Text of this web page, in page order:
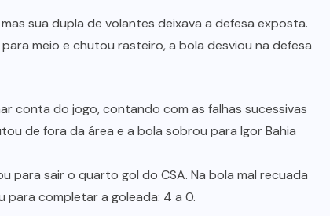
sua dupla de volantes deixava a defesa exposta.
meio e chutou rasteiro, a bola desviou na defesa
conta do jogo, contando com as falhas sucessivas
de fora da área e a bola sobrou para Igor Bahia
para sair o quarto gol do CSA. Na bola mal recuada
para completar a goleada: 4 a 0.